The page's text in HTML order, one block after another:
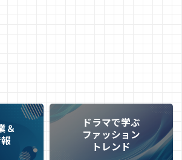
＆
ドラマで学ぶ
ファッション
トレンド